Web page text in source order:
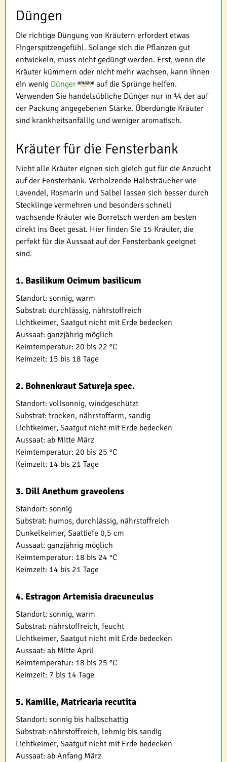
Düngen
Die richtige Düngung von Kräutern erfordert etwas
Fingerspitzengefühl. Solange sich die Pflanzen gut
entwickeln, muss nicht gedüngt werden. Erst, wenn die
Kräuter kümmern oder nicht mehr wachsen, kann ihnen
ein wenig Dünger
auf die Sprünge helfen.
Verwenden Sie handelsübliche Dünger nur in ¼ der auf
der Packung angegebenen Stärke. Überdüngte Kräuter
sind krankheitsanfällig und weniger aromatisch.
Kräuter für die Fensterbank
Nicht alle Kräuter eignen sich gleich gut für die Anzucht
auf der Fensterbank. Verholzende Halbsträucher wie
Lavendel, Rosmarin und Salbei lassen sich besser durch
Stecklinge vermehren und besonders schnell
wachsende Kräuter wie Borretsch werden am besten
direkt ins Beet gesät. Hier finden Sie 15 Kräuter, die
perfekt für die Aussaat auf der Fensterbank geeignet
sind.
1. Basilikum Ocimum basilicum
Standort: sonnig, warm
Substrat: durchlässig, nährstoffreich
Lichtkeimer, Saatgut nicht mit Erde bedecken
Aussaat: ganzjährig möglich
Keimtemperatur: 20 bis 22 °C
Keimzeit: 15 bis 18 Tage
2. Bohnenkraut Satureja spec.
Standort: vollsonnig, windgeschützt
Substrat: trocken, nährstoffarm, sandig
Lichtkeimer, Saatgut nicht mit Erde bedecken
Aussaat: ab Mitte März
Keimtemperatur: 20 bis 25 °C
Keimzeit: 14 bis 21 Tage
3. Dill Anethum graveolens
Standort: sonnig
Substrat: humos, durchlässig, nährstoffreich
Dunkelkeimer, Saattiefe 0,5 cm
Aussaat: ganzjährig möglich
Keimtemperatur: 18 bis 24 °C
Keimzeit: 14 bis 21 Tage
4. Estragon Artemisia dracunculus
Standort: sonnig, warm
Substrat: nährstoffreich, feucht
Lichtkeimer, Saatgut nicht mit Erde bedecken
Aussaat: ab Mitte April
Keimtemperatur: 18 bis 25 °C
Keimzeit: 7 bis 14 Tage
5. Kamille, Matricaria recutita
Standort: sonnig bis halbschattig
Substrat: nährstoffreich, lehmig bis sandig
Lichtkeimer, Saatgut nicht mit Erde bedecken
Aussaat: ab Anfang März